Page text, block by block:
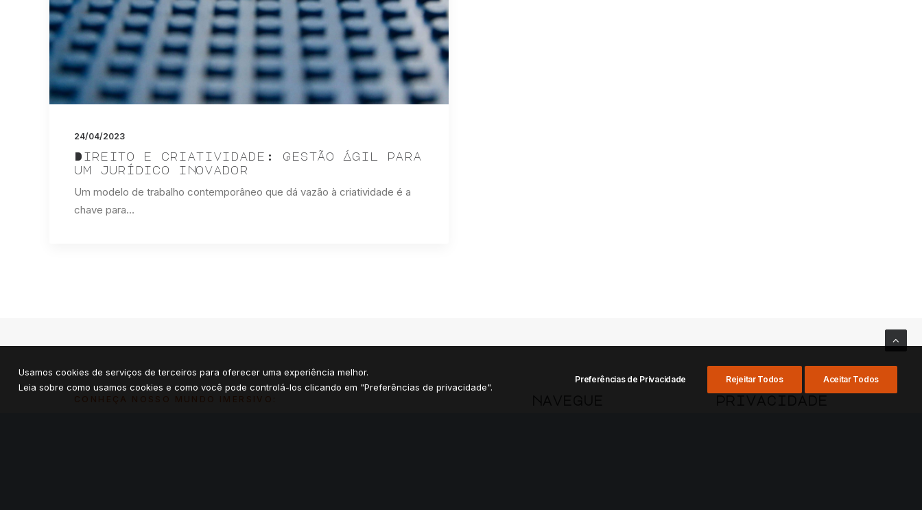
24/04/2023
Direito e criatividade: Gestão Ágil para
um jurídico inovador
Um modelo de trabalho contemporâneo que dá vazão à criatividade é a
chave para…
CONHEÇA NOSSO MUNDO IMERSIVO:
Usamos cookies de serviços de terceiros para oferecer uma experiência melhor.
Leia sobre como usamos cookies e como você pode controlá-los clicando em "Preferências de privacidade".
Preferências de Privacidade Rejeitar Todos Aceitar Todos